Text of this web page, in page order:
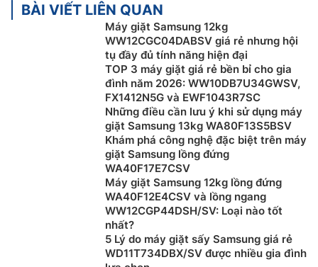
Bong bóng siêu mịn AI Ecobubble™
Máy giặt Samsung inverterWW10DB7U34GBSV được
trang bị công nghệ bóng bóng siêu mịn AI Ecobubble™
với cảm biến chất liệu vải, từ đó tối ưu lượng bong
bóng siêu mịn, thời gian giặt, nhiệt độ và tốc độ xả vắt
phù hợp, giúp đánh bật vết bẩn tốt hơn 24% mà không
cần giặt nước nóng. Từ đó, tiết kiệm đến 70% điện
BÀI VIẾT LIÊN QUAN
Máy giặt Samsung 12kg
WW12CGC04DABSV giá rẻ nhưng hội
tụ đầy đủ tính năng hiện đại
TOP 3 máy giặt giá rẻ bền bỉ cho gia
đình năm 2026: WW10DB7U34GWSV,
FX1412N5G và EWF1043R7SC
Những điều cần lưu ý khi sử dụng máy
giặt Samsung 13kg WA80F13S5BSV
Khám phá công nghệ đặc biệt trên máy
giặt Samsung lồng đứng
WA40F17E7CSV
Máy giặt Samsung 12kg lồng đứng
WA40F12E4CSV và lồng ngang
WW12CGP44DSH/SV: Loại nào tốt
nhất?
5 Lý do máy giặt sấy Samsung giá rẻ
WD11T734DBX/SV được nhiều gia đình